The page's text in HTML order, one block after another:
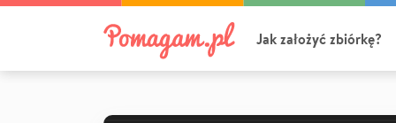
Jak założyć zbiórkę?